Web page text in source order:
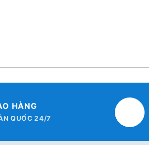
HÀNG
QUỐC 24/7